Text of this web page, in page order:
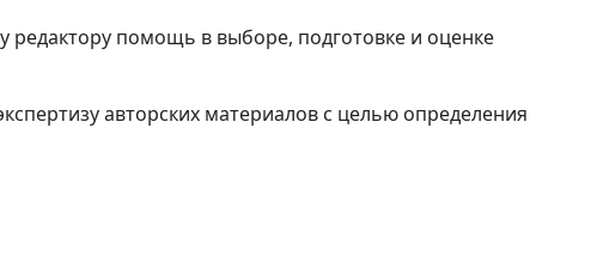
редактору помощь в выборе, подготовке и оценке
авторских материалов с целью определения